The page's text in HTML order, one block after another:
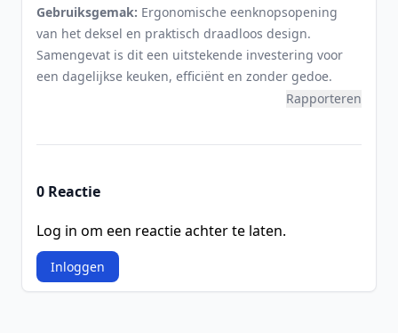
Gebruiksgemak: Ergonomische eenknopsopening
van het deksel en praktisch draadloos design.
Samengevat is dit een uitstekende investering voor
een dagelijkse keuken, efficiënt en zonder gedoe.
Rapporteren
0 Reactie
Log in om een reactie achter te laten.
Inloggen